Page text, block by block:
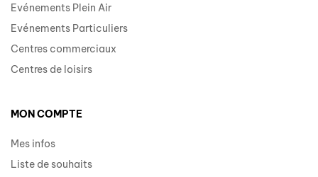
Evénements Plein Air
Evénements Particuliers
Centres commerciaux
Centres de loisirs
MON COMPTE
Mes infos
Liste de souhaits